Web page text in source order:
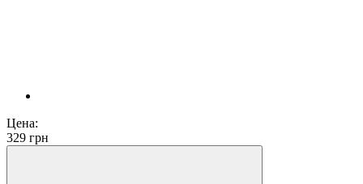
Цена:
329 грн